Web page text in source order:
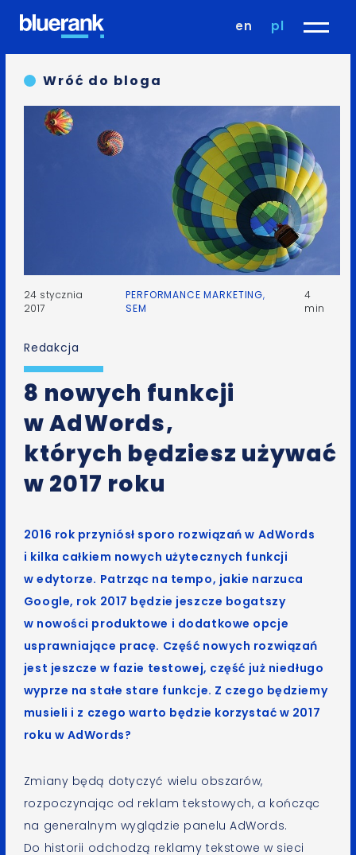
en pl
Wróć do bloga
24 stycznia
2017
PERFORMANCE MARKETING,
SEM
4
min
Redakcja
8 nowych funkcji
w AdWords,
których będziesz używać
w 2017 roku
2016 rok przyniósł sporo rozwiązań w AdWords
i kilka całkiem nowych użytecznych funkcji
w edytorze. Patrząc na tempo, jakie narzuca
Google, rok 2017 będzie jeszcze bogatszy
w nowości produktowe i dodatkowe opcje
usprawniające pracę. Część nowych rozwiązań
jest jeszcze w fazie testowej, część już niedługo
wyprze na stałe stare funkcje. Z czego będziemy
musieli i z czego warto będzie korzystać w 2017
roku w AdWords?
Zmiany będą dotyczyć wielu obszarów,
rozpoczynając od reklam tekstowych, a kończąc
na generalnym wyglądzie panelu AdWords.
Do historii odchodzą reklamy tekstowe w sieci